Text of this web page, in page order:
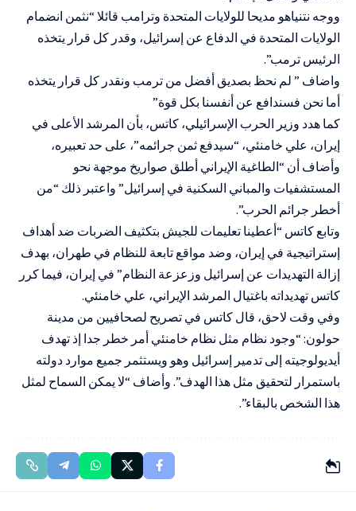
ووجه نتنياهو مديحا للولايات المتحدة وترامب قائلا “نثمن انضمام
الولايات المتحدة في الدفاع عن إسرائيل، وقدر كل قرار يتخذه
الرئيس ترمب”.
واضاف ” لم نحظ بصديق أفضل من ترمب ونقدر كل قرار يتخذه
أما نحن فسندافع عن أنفسنا بكل قوة”
كما هدد وزير الحرب الإسرائيلي، كاتس، بأن المرشد الأعلى في
إيران، علي خامنئي، “سيدفع ثمن جرائمه”، على حد تعبيره،
وأضاف أن “الطاغية الإيراني أطلق صواريخ موجهة نحو
المستشفيات والمباني السكنية في إسرائيل” واعتبر ذلك “من
أخطر جرائم الحرب”.
وتابع كاتس “أعطينا تعليمات للجيش بتكثيف الضربات ضد أهداف
إستراتيجية في إيران، وضد مواقع تابعة للنظام في طهران، بهدف
إزالة التهديدات عن إسرائيل وزعزعة النظام” في إيران، فيما كرر
كاتس تهديداته باغتيال المرشد الإيراني، علي خامنئي.
وفي وقت لاحق، قال كاتس في تصريح لصحافيين من مدينة
حولون: “وجود نظام مثل نظام خامنئي أمر خطر جدا إذ تهدف
أيديولوجيته إلى تدمير إسرائيل وهو ويستثمر جميع موارد دولته
باستمرار لتحقيق مثل هذا الهدف”. وأضاف “لا يمكن السماح لمثل
هذا الشخص بالبقاء”.